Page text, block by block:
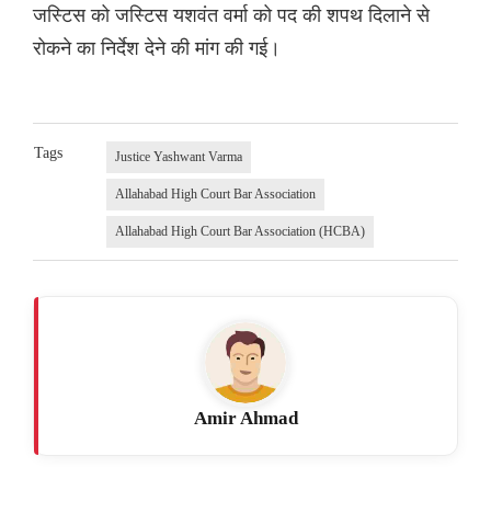
जस्टिस को जस्टिस यशवंत वर्मा को पद की शपथ दिलाने से
रोकने का निर्देश देने की मांग की गई।
Tags Justice Yashwant Varma
Allahabad High Court Bar Association
Allahabad High Court Bar Association (HCBA)
Amir Ahmad